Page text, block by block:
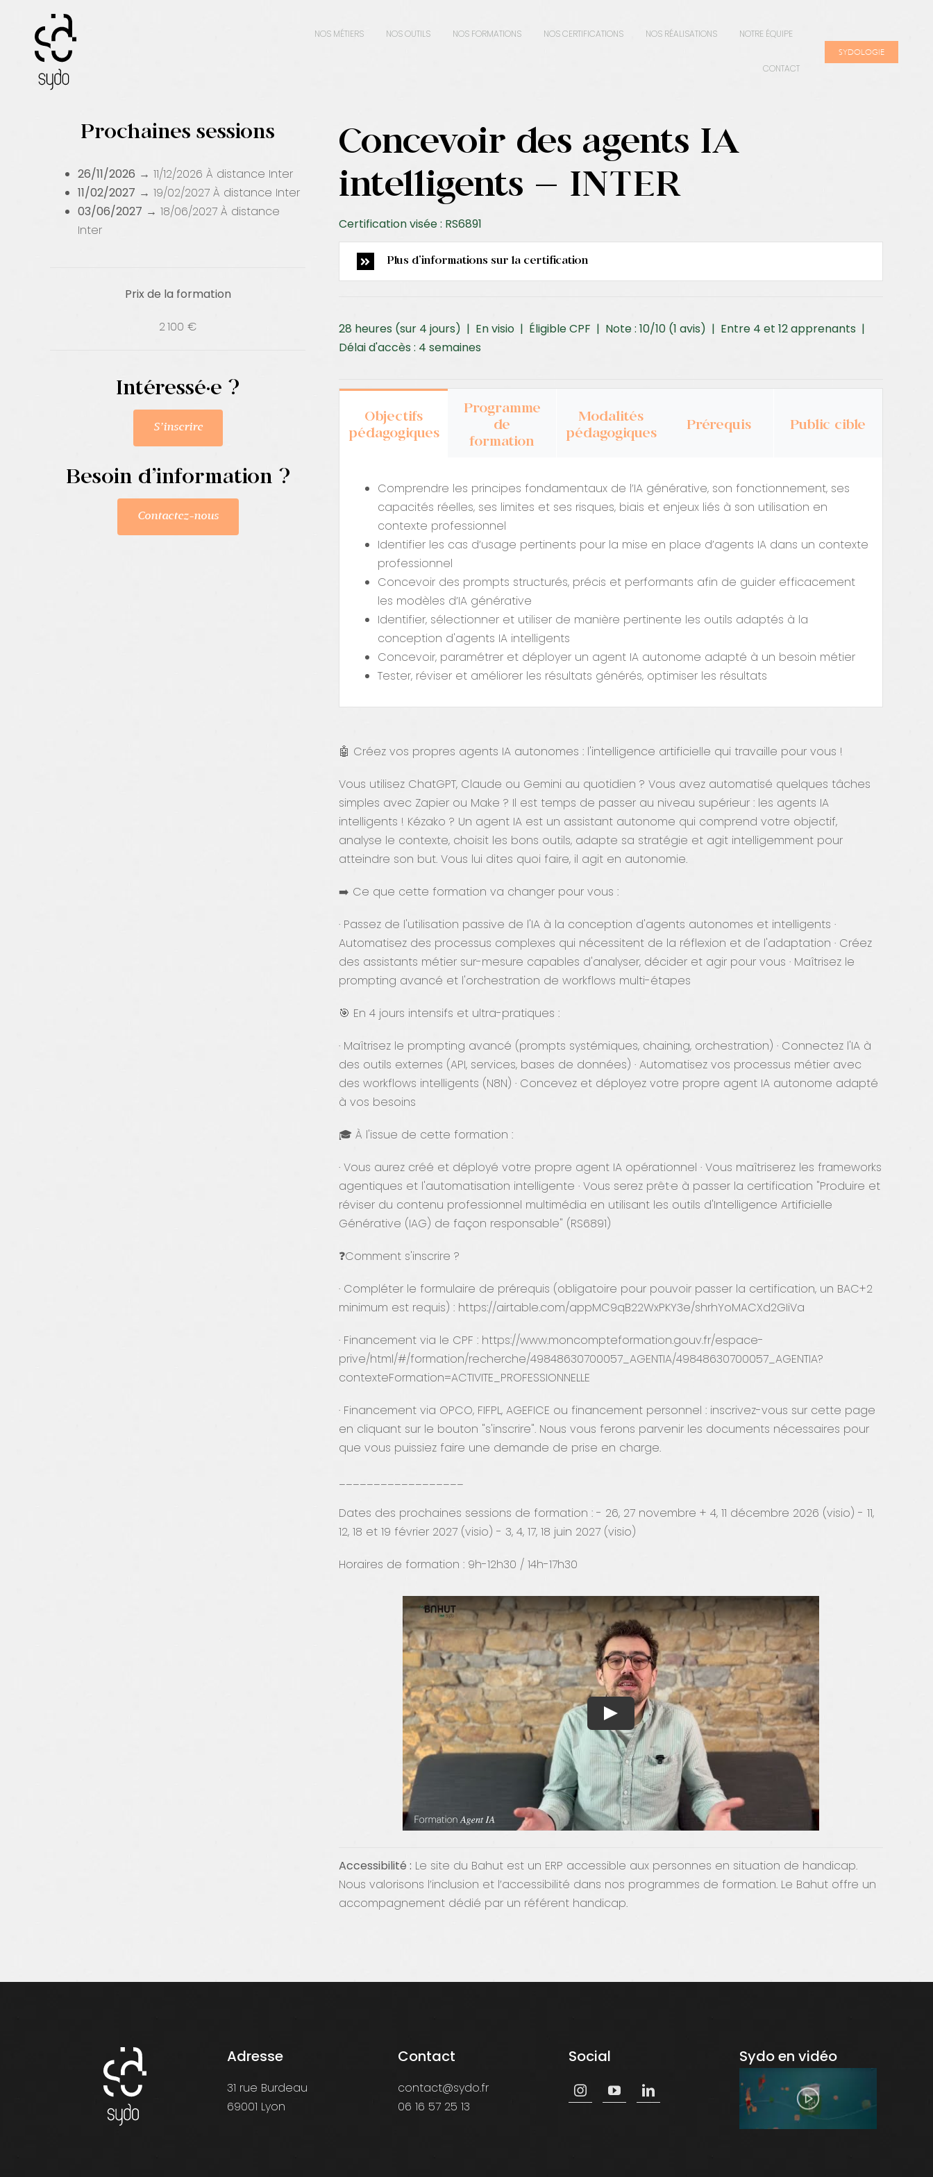
contenu
NOS MÉTIERS NOS OUTILS NOS FORMATIONS NOS CERTIFICATIONS NOS RÉALISATIONS NOTRE ÉQUIPE
CONTACT
SYDOLOGIE
Prochaines sessions
26/11/2026 → 11/12/2026 À distance Inter
11/02/2027 → 19/02/2027 À distance Inter
03/06/2027 → 18/06/2027 À distance
Inter
Prix de la formation
2 100 €
Intéressé·e ?
S’inscrire
Besoin d’information ?
Contactez-nous
Concevoir des agents IA
intelligents – INTER
Certification visée : RS6891
Plus d'informations sur la certification
28 heures (sur 4 jours) | En visio | Éligible CPF | Note : 10/10 (1 avis) | Entre 4 et 12 apprenants |
Délai d'accès : 4 semaines
Objectifs
pédagogiques
Programme
de
formation
Modalités
pédagogiques
Prérequis Public cible
Comprendre les principes fondamentaux de l’IA générative, son fonctionnement, ses
capacités réelles, ses limites et ses risques, biais et enjeux liés à son utilisation en
contexte professionnel
Identifier les cas d’usage pertinents pour la mise en place d’agents IA dans un contexte
professionnel
Concevoir des prompts structurés, précis et performants afin de guider efficacement
les modèles d’IA générative
Identifier, sélectionner et utiliser de manière pertinente les outils adaptés à la
conception d'agents IA intelligents
Concevoir, paramétrer et déployer un agent IA autonome adapté à un besoin métier
Tester, réviser et améliorer les résultats générés, optimiser les résultats
🤖 Créez vos propres agents IA autonomes : l'intelligence artificielle qui travaille pour vous !
Vous utilisez ChatGPT, Claude ou Gemini au quotidien ? Vous avez automatisé quelques tâches
simples avec Zapier ou Make ? Il est temps de passer au niveau supérieur : les agents IA
intelligents ! Kézako ? Un agent IA est un assistant autonome qui comprend votre objectif,
analyse le contexte, choisit les bons outils, adapte sa stratégie et agit intelligemment pour
atteindre son but. Vous lui dites quoi faire, il agit en autonomie.
➡️ Ce que cette formation va changer pour vous :
· Passez de l'utilisation passive de l'IA à la conception d'agents autonomes et intelligents ·
Automatisez des processus complexes qui nécessitent de la réflexion et de l'adaptation · Créez
des assistants métier sur-mesure capables d'analyser, décider et agir pour vous · Maîtrisez le
prompting avancé et l'orchestration de workflows multi-étapes
🎯 En 4 jours intensifs et ultra-pratiques :
· Maîtrisez le prompting avancé (prompts systémiques, chaining, orchestration) · Connectez l'IA à
des outils externes (API, services, bases de données) · Automatisez vos processus métier avec
des workflows intelligents (N8N) · Concevez et déployez votre propre agent IA autonome adapté
à vos besoins
🎓 À l'issue de cette formation :
· Vous aurez créé et déployé votre propre agent IA opérationnel · Vous maîtriserez les frameworks
agentiques et l'automatisation intelligente · Vous serez prêt·e à passer la certification "Produire et
réviser du contenu professionnel multimédia en utilisant les outils d'Intelligence Artificielle
Générative (IAG) de façon responsable" (RS6891)
❓Comment s'inscrire ?
· Compléter le formulaire de prérequis (obligatoire pour pouvoir passer la certification, un BAC+2
minimum est requis) : https://airtable.com/appMC9qB22WxPKY3e/shrhYoMACXd2GIiVa
· Financement via le CPF : https://www.moncompteformation.gouv.fr/espace-
prive/html/#/formation/recherche/49848630700057_AGENTIA/49848630700057_AGENTIA?
contexteFormation=ACTIVITE_PROFESSIONNELLE
· Financement via OPCO, FIFPL, AGEFICE ou financement personnel : inscrivez-vous sur cette page
en cliquant sur le bouton "s'inscrire". Nous vous ferons parvenir les documents nécessaires pour
que vous puissiez faire une demande de prise en charge.
__________________
Dates des prochaines sessions de formation : - 26, 27 novembre + 4, 11 décembre 2026 (visio) - 11,
12, 18 et 19 février 2027 (visio) - 3, 4, 17, 18 juin 2027 (visio)
Horaires de formation : 9h-12h30 / 14h-17h30
Accessibilité : Le site du Bahut est un ERP accessible aux personnes en situation de handicap.
Nous valorisons l’inclusion et l’accessibilité dans nos programmes de formation. Le Bahut offre un
accompagnement dédié par un référent handicap.
Adresse
31 rue Burdeau
69001 Lyon
Contact
contact@sydo.fr
06 16 57 25 13
Social Sydo en vidéo